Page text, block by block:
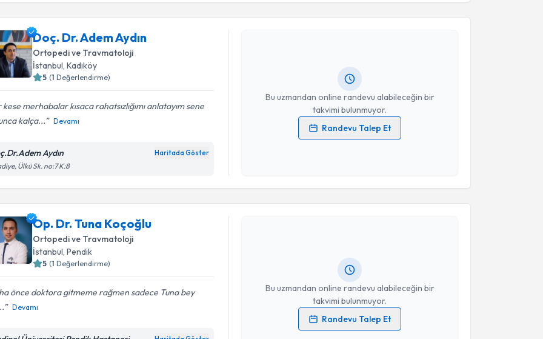
Takvim Talebini Gönder
Doç. Dr. Adem Aydın
Ortopedi ve Travmatoloji
İstanbul, Kadıköy
5 (1 Değerlendirme)
merhabalar kısaca rahatsızlığımı anlatayım sene
kalça...
Devamı
Aydın Haritada Göster
Ülkü Sk. no:7 K:8
Bu uzmandan online randevu alabileceğin bir
takvimi bulunmuyor.
Randevu Talep Et
Doç. Dr. Adem Aydın
Kişisel verilerimin işlenmesine ilişkinAydınlatma Metni
Takvim Talebini Gönder
Op. Dr. Tuna Koçoğlu
Ortopedi ve Travmatoloji
İstanbul, Pendik
5 (1 Değerlendirme)
önce doktora gitmeme rağmen sadece Tuna bey
Devamı
Bu uzmandan online randevu alabileceğin bir
takvimi bulunmuyor.
Randevu Talep Et
Kişisel verilerimin işlenmesine ilişkinAydınlatma Metni